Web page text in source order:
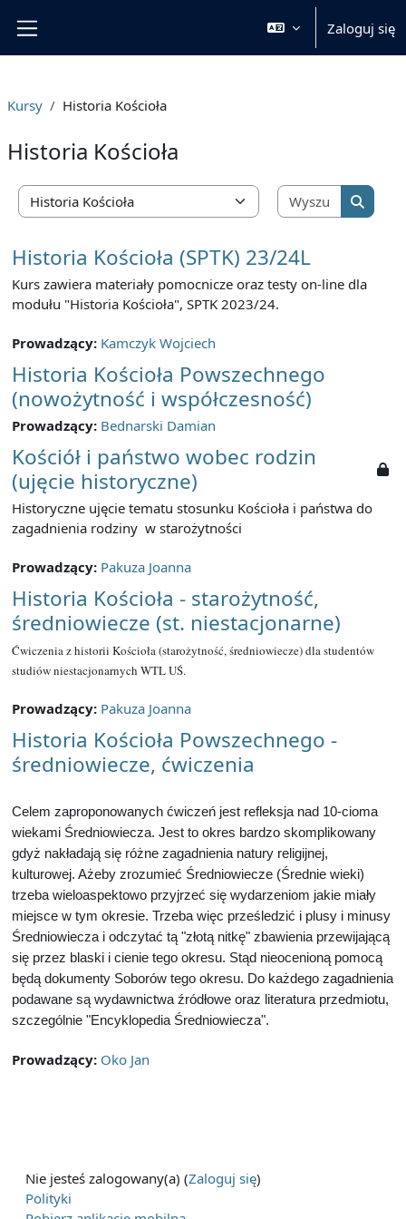
Zaloguj się
Kursy Historia Kościoła
Historia Kościoła
Kategorie kursów
Historia Kościoła (SPTK) 23/24L
Kurs zawiera materiały pomocnicze oraz testy on-line dla
modułu "Historia Kościoła", SPTK 2023/24.
Prowadzący: Kamczyk Wojciech
Historia Kościoła Powszechnego
(nowożytność i współczesność)
Prowadzący: Bednarski Damian
Kościół i państwo wobec rodzin
(ujęcie historyczne)
Historyczne ujęcie tematu stosunku Kościoła i państwa do
zagadnienia rodziny w starożytności
Prowadzący: Pakuza Joanna
Historia Kościoła - starożytność,
średniowiecze (st. niestacjonarne)
Ćwiczenia z historii Kościoła (starożytność, średniowiecze) dla studentów
studiów niestacjonarnych WTL UŚ.
Prowadzący: Pakuza Joanna
Historia Kościoła Powszechnego -
średniowiecze, ćwiczenia
Celem zaproponowanych ćwiczeń jest refleksja nad 10-cioma
wiekami Średniowiecza. Jest to okres bardzo skomplikowany
gdyż nakładają się różne zagadnienia natury religijnej,
kulturowej. Ażeby zrozumieć Średniowiecze (Średnie wieki)
trzeba wieloaspektowo przyjrzeć się wydarzeniom jakie miały
miejsce w tym okresie. Trzeba więc prześledzić i plusy i minusy
Średniowiecza i odczytać tą "złotą nitkę" zbawienia przewijającą
się przez blaski i cienie tego okresu. Stąd nieocenioną pomocą
będą dokumenty Soborów tego okresu. Do każdego zagadnienia
podawane są wydawnictwa źródłowe oraz literatura przedmiotu,
szczególnie "Encyklopedia Średniowiecza".
Prowadzący: Oko Jan
Nie jesteś zalogowany(a) (Zaloguj się)
Polityki